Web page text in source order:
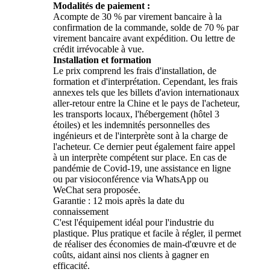
Modalités de paiement :
Acompte de 30 % par virement bancaire à la
confirmation de la commande, solde de 70 % par
virement bancaire avant expédition. Ou lettre de
crédit irrévocable à vue.
Installation et formation
Le prix comprend les frais d'installation, de
formation et d'interprétation. Cependant, les frais
annexes tels que les billets d'avion internationaux
aller-retour entre la Chine et le pays de l'acheteur,
les transports locaux, l'hébergement (hôtel 3
étoiles) et les indemnités personnelles des
ingénieurs et de l'interprète sont à la charge de
l'acheteur. Ce dernier peut également faire appel
à un interprète compétent sur place. En cas de
pandémie de Covid-19, une assistance en ligne
ou par visioconférence via WhatsApp ou
WeChat sera proposée.
Garantie : 12 mois après la date du
connaissement
C'est l'équipement idéal pour l'industrie du
plastique. Plus pratique et facile à régler, il permet
de réaliser des économies de main-d'œuvre et de
coûts, aidant ainsi nos clients à gagner en
efficacité.